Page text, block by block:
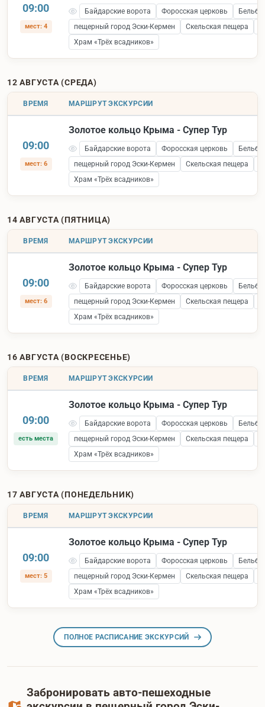
09:00
мест: 4
Байдарские ворота Форосская церковь
пещерный город Эски-Кермен
Скельская пещера
Храм «Трёх всадников»
12 АВГУСТА (СРЕДА)
ВРЕМЯ МАРШРУТ ЭКСКУРСИИ
09:00
мест: 6
Золотое кольцо Крыма - Супер Тур
Байдарские ворота Форосская церковь
пещерный город Эски-Кермен
Скельская пещера
Храм «Трёх всадников»
14 АВГУСТА (ПЯТНИЦА)
ВРЕМЯ МАРШРУТ ЭКСКУРСИИ
09:00
мест: 6
Золотое кольцо Крыма - Супер Тур
Байдарские ворота Форосская церковь
пещерный город Эски-Кермен
Скельская пещера
Храм «Трёх всадников»
16 АВГУСТА (ВОСКРЕСЕНЬЕ)
ВРЕМЯ МАРШРУТ ЭКСКУРСИИ
09:00
есть места
Золотое кольцо Крыма - Супер Тур
Байдарские ворота Форосская церковь
пещерный город Эски-Кермен
Скельская пещера
Храм «Трёх всадников»
17 АВГУСТА (ПОНЕДЕЛЬНИК)
ВРЕМЯ МАРШРУТ ЭКСКУРСИИ
09:00
мест: 5
Золотое кольцо Крыма - Супер Тур
Байдарские ворота Форосская церковь
пещерный город Эски-Кермен
Скельская пещера
Храм «Трёх всадников»
ПОЛНОЕ РАСПИСАНИЕ ЭКСКУРСИЙ
Забронировать авто-пешеходные